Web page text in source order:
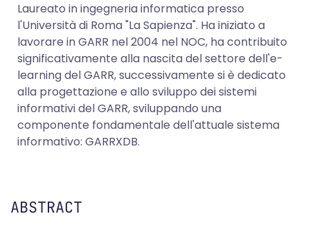
Laureato in ingegneria informatica presso
l'Università di Roma "La Sapienza". Ha iniziato a
lavorare in GARR nel 2004 nel NOC, ha contribuito
significativamente alla nascita del settore dell'e-
learning del GARR, successivamente si è dedicato
alla progettazione e allo sviluppo dei sistemi
informativi del GARR, sviluppando una
componente fondamentale dell'attuale sistema
informativo: GARRXDB.
ABSTRACT